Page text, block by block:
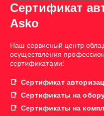
Сертификат
Asko
Наш сервисный центр
осуществления
сертификатами:
Сертификат
Сертификаты на
Сертификаты на